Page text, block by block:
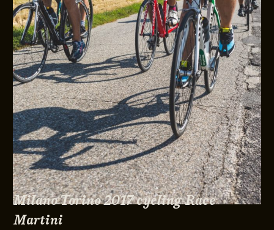
Milano Torino 2017 cycling Race
Martini